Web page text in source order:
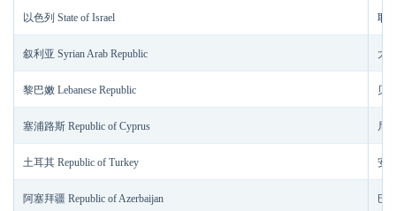
以色列 State of Israel 耶
叙利亚 Syrian Arab Republic 大
黎巴嫩 Lebanese Republic 贝
塞浦路斯 Republic of Cyprus 尼
土耳其 Republic of Turkey 安
阿塞拜疆 Republic of Azerbaijan 巴